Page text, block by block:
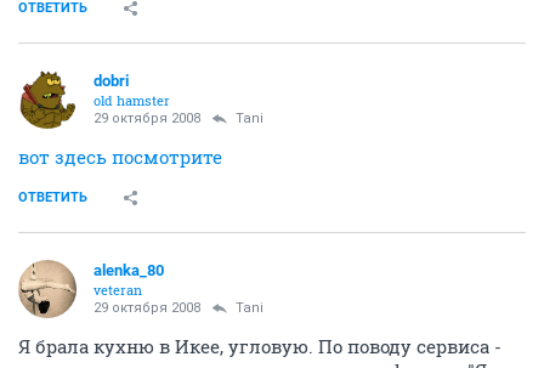
ОТВЕТИТЬ
dobri
old hamster
29 октября 2008 Tani
вот здесь посмотрите
ОТВЕТИТЬ
alenka_80
veteran
29 октября 2008 Tani
Я брала кухню в Икее, угловую. По поводу сервиса -